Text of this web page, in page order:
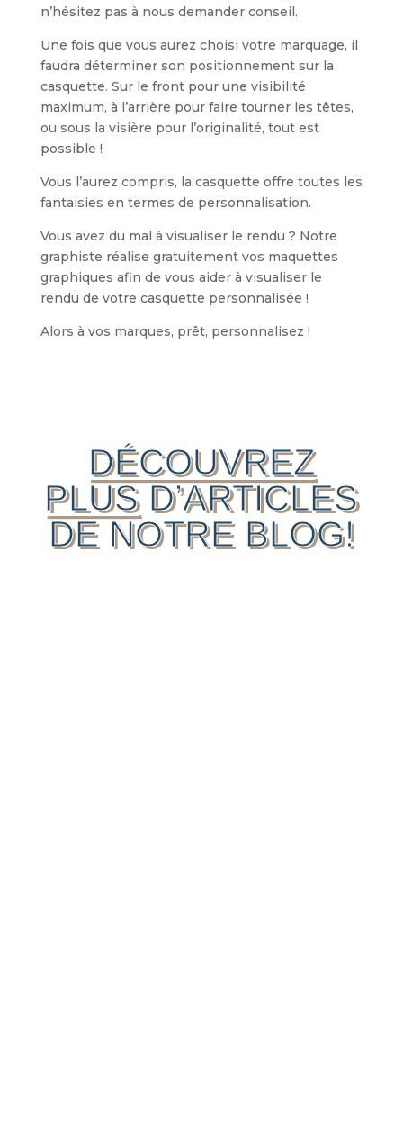
n’hésitez pas à nous demander conseil.
Une fois que vous aurez choisi votre marquage, il
faudra déterminer son positionnement sur la
casquette. Sur le front pour une visibilité
maximum, à l’arrière pour faire tourner les têtes,
ou sous la visière pour l’originalité, tout est
possible !
Vous l’aurez compris, la casquette offre toutes les
fantaisies en termes de personnalisation.
Vous avez du mal à visualiser le rendu ? Notre
graphiste réalise gratuitement vos maquettes
graphiques afin de vous aider à visualiser le
rendu de votre casquette personnalisée !
Alors à vos marques, prêt, personnalisez !
DÉCOUVREZ
PLUSD’ARTICLES
DE NOTRE BLOG!